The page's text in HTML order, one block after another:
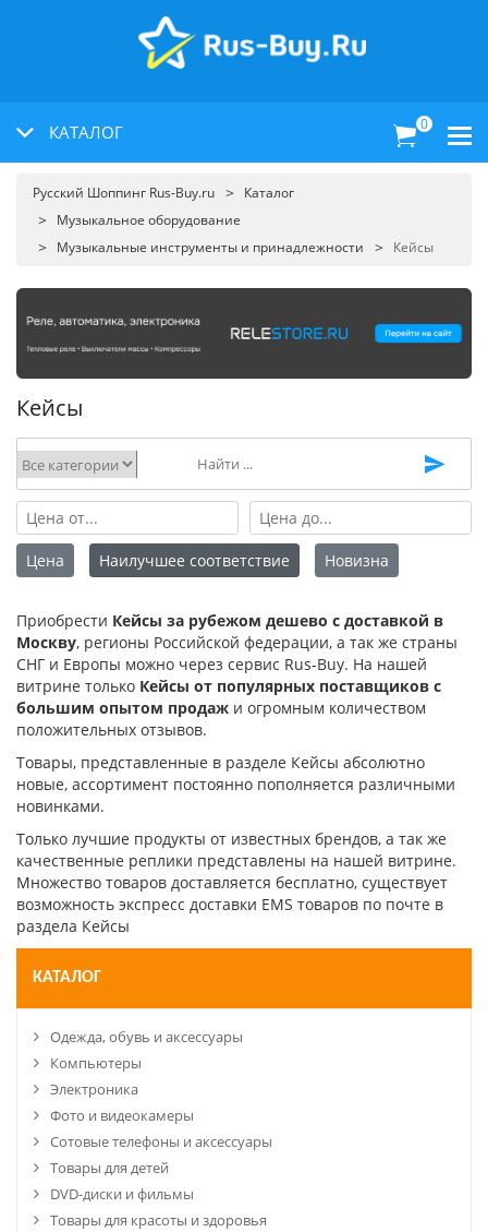
КАТАЛОГ 0
Русский Шоппинг Rus-Buy.ru
Каталог
Музыкальное оборудование
Музыкальные инструменты и принадлежности
Кейсы
Кейсы
КАТАЛОГ
Одежда, обувь и аксессуары
Компьютеры
Электроника
Фото и видеокамеры
Сотовые телефоны и аксессуары
Товары для детей
DVD-диски и фильмы
Товары для красоты и здоровья
Цена Наилучшее соответствие Новизна
Приобрести Кейсы за рубежом дешево с доставкой в
Москву, регионы Российской федерации, а так же страны
СНГ и Европы можно через сервис Rus-Buy. На нашей
витрине только Кейсы от популярных поставщиков с
большим опытом продаж и огромным количеством
положительных отзывов.
Товары, представленные в разделе Кейсы абсолютно
новые, ассортимент постоянно пополняется различными
новинками.
Только лучшие продукты от известных брендов, а так же
качественные реплики представлены на нашей витрине.
Множество товаров доставляется бесплатно, существует
возможность экспресс доставки EMS товаров по почте в
раздела Кейсы